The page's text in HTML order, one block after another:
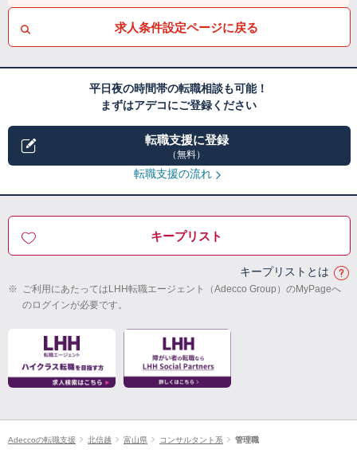
求人条件設定ページに戻る
平日夜の時間帯の転職相談も可能！
まずはアデコにご登録ください
転職支援に登録
（無料）
転職支援の流れ
キープリスト
キープリストとは
※ ご利用にあたってはLHH転職エージェント（Adecco Group）のMyPageへ
のログインが必要です。
Adeccoの転職支援 北信越 富山県 コンサルタント系 管理職